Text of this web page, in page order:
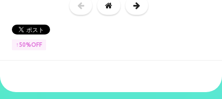
↑50%OFF